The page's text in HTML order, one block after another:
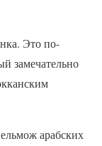
Это по-
замечательно
арабских